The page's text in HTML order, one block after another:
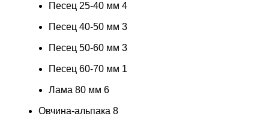
Песец 25-40 мм 4
Песец 40-50 мм 3
Песец 50-60 мм 3
Песец 60-70 мм 1
Лама 80 мм 6
Овчина-альпака 8